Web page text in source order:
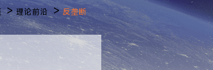
>理论前沿 >反垄断